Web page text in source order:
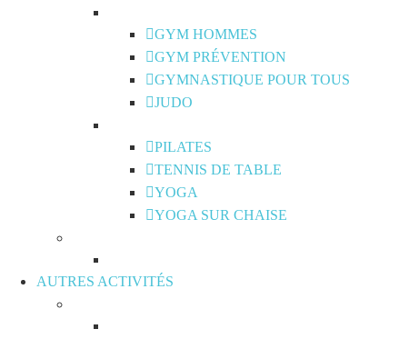
GYM HOMMES
GYM PRÉVENTION
GYMNASTIQUE POUR TOUS
JUDO
PILATES
TENNIS DE TABLE
YOGA
YOGA SUR CHAISE
AUTRES ACTIVITÉS